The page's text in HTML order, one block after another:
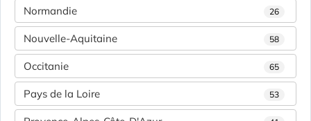
Normandie 26
Nouvelle-Aquitaine 58
Occitanie 65
Pays de la Loire 53